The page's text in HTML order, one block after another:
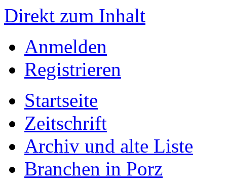
Direkt zum Inhalt
Anmelden
Registrieren
Startseite
Zeitschrift
Archiv und alte Liste
Branchen in Porz